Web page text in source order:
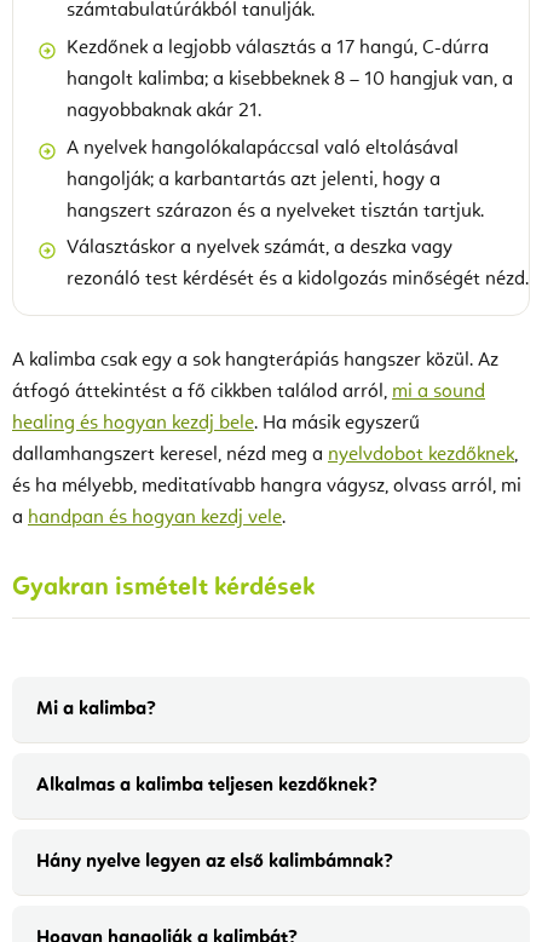
számtabulatúrákból tanulják.
Kezdőnek a legjobb választás a 17 hangú, C-dúrra
hangolt kalimba; a kisebbeknek 8 – 10 hangjuk van, a
nagyobbaknak akár 21.
A nyelvek hangolókalapáccsal való eltolásával
hangolják; a karbantartás azt jelenti, hogy a
hangszert szárazon és a nyelveket tisztán tartjuk.
Választáskor a nyelvek számát, a deszka vagy
rezonáló test kérdését és a kidolgozás minőségét nézd.
A kalimba csak egy a sok hangterápiás hangszer közül. Az
átfogó áttekintést a fő cikkben találod arról, mi a sound
healing és hogyan kezdj bele. Ha másik egyszerű
dallamhangszert keresel, nézd meg a nyelvdobot kezdőknek,
és ha mélyebb, meditatívabb hangra vágysz, olvass arról, mi
a handpan és hogyan kezdj vele.
Gyakran ismételt kérdések
Mi a kalimba?
Alkalmas a kalimba teljesen kezdőknek?
Hány nyelve legyen az első kalimbámnak?